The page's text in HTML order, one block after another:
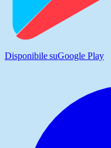
Disponibile suGoogle Play